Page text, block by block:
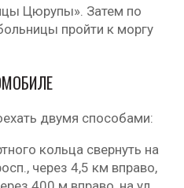
Цюрупы». Затем по
пройти к моргу
двумя способами:
кольца свернуть на
через 4,5 км вправо,